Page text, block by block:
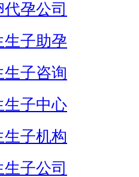
孕公司
生子助孕
子咨询
生子中心
子机构
子公司